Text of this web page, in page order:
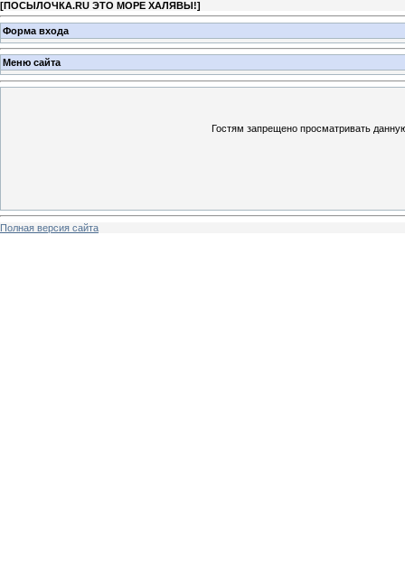
[ПОСЫЛОЧКА.RU ЭТО МОРЕ ХАЛЯВЫ!]
Форма входа
Меню сайта
Гостям запрещено просматривать
Полная версия сайта